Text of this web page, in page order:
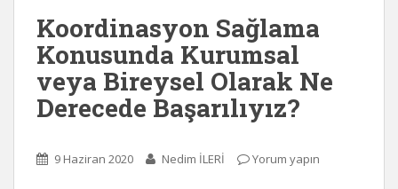
Koordinasyon Sağlama
Konusunda Kurumsal
veya Bireysel Olarak Ne
Derecede Başarılıyız?
9 Haziran 2020 Nedim İLERİ Yorum yapın